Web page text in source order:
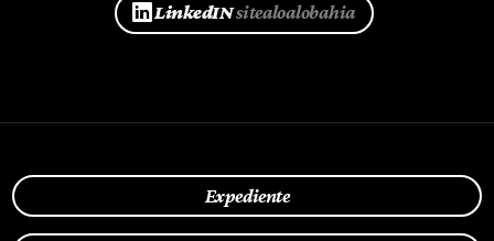
LinkedINsitealoalobahia
Expediente